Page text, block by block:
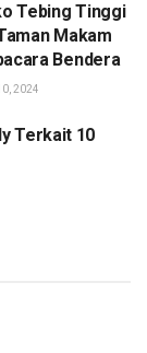
Tebing Tinggi
Makam
Bendera
2024
Terkait 10